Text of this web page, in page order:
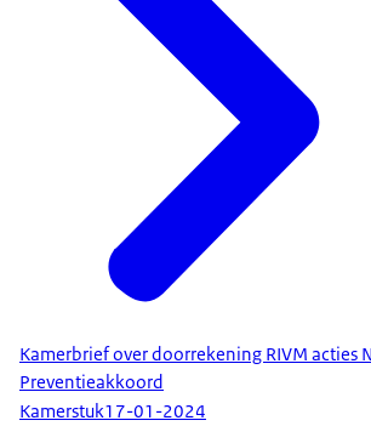
Kamerbrief over doorrekening RIVM acties
Preventieakkoord
Kamerstuk17-01-2024